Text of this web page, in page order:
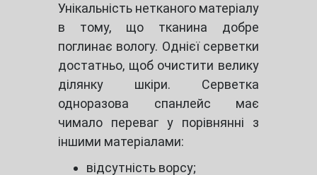
Унікальність нетканого матеріалу
в тому, що тканина добре
поглинає вологу. Однієї серветки
достатньо, щоб очистити велику
ділянку шкіри. Серветка
одноразова спанлейс має
чимало переваг у порівнянні з
іншими матеріалами:
відсутність ворсу;